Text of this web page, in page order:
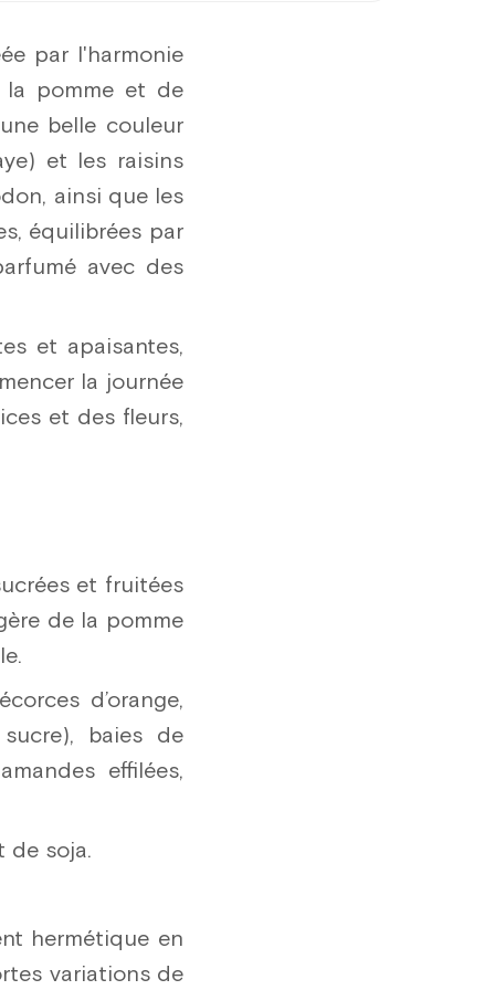
15 pce.
16 pce.
17 pce.
18 pce.
19 pce.
21 pce.
22 pce.
27 pce.
29 pce.
30 pce.
35 pce.
par l'harmonie
la pomme et de
belle couleur
et les raisins
ainsi que les
équilibrées par
avec des
et apaisantes,
la journée
et des fleurs,
et fruitées
de la pomme
d’orange,
baies de
effilées,
de soja.
hermétique en
variations de